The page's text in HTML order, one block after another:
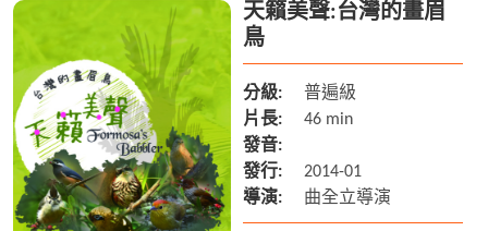
天籟美聲:台灣的畫眉
鳥
分級:
普遍級
片長:
46 min
發音:
發行:
2014-01
導演:
曲全立導演